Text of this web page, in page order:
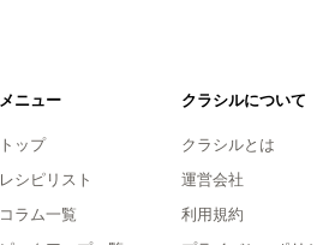
メニュー
トップ
レシピリスト
コラム一覧
クラシルについて
クラシルとは
運営会社
利用規約